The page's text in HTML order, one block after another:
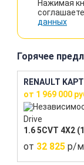
Нажимая
данных
Горячее
RENAULT
от 1 969 000
Drive
1.6 5CVT 4X2
от 32 825 р/